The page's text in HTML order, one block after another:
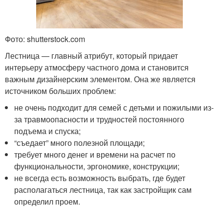
Фото: shutterstock.com
Лестница — главный атрибут, который придает
интерьеру атмосферу частного дома и становится
важным дизайнерским элементом. Она же является
источником больших проблем:
не очень подходит для семей с детьми и пожилыми из-
за травмоопасности и трудностей постоянного
подъема и спуска;
“съедает” много полезной площади;
требует много денег и времени на расчет по
функциональности, эргономике, конструкции;
не всегда есть возможность выбрать, где будет
располагаться лестница, так как застройщик сам
определил проем.